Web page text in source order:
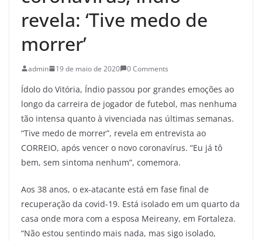
revela: ‘Tive medo de
morrer’
admin 19 de maio de 2020 0 Comments
Ídolo do Vitória, Índio passou por grandes emoções ao
longo da carreira de jogador de futebol, mas nenhuma
tão intensa quanto à vivenciada nas últimas semanas.
“Tive medo de morrer”, revela em entrevista ao
CORREIO, após vencer o novo coronavírus. “Eu já tô
bem, sem sintoma nenhum”, comemora.
Aos 38 anos, o ex-atacante está em fase final de
recuperação da covid-19. Está isolado em um quarto da
casa onde mora com a esposa Meireany, em Fortaleza.
“Não estou sentindo mais nada, mas sigo isolado,